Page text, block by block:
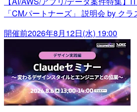
「CMパートナーズ」 説明会 by クラ
開催前2026年8月12日(水) 19:00